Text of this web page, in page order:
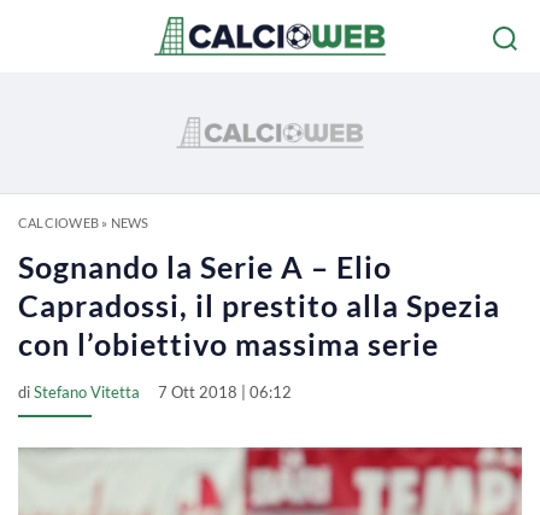
CALCIOWEB» NEWS
Sognando la Serie A – Elio
Capradossi, il prestito alla Spezia
con l’obiettivo massima serie
diStefano Vitetta 7 Ott 2018 | 06:12